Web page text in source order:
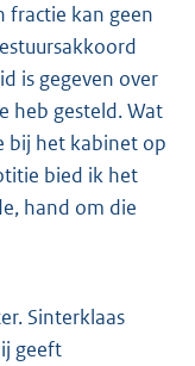
fractie kan geen
is gegeven over
heb gesteld. Wat
bij het kabinet op
bied ik het
hand om die
Sinterklaas
geeft